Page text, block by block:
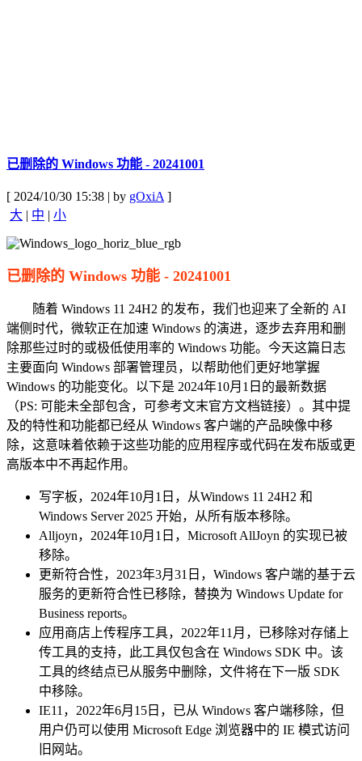
已删除的 Windows 功能 - 20241001
[ 2024/10/30 15:38 | by gOxiA]
大 | 中 | 小
已删除的 Windows 功能 - 20241001
随着 Windows 11 24H2 的发布，我们也迎来了全新的 AI
端侧时代，微软正在加速 Windows 的演进，逐步去弃用和删
除那些过时的或极低使用率的 Windows 功能。今天这篇日志
主要面向 Windows 部署管理员，以帮助他们更好地掌握
Windows 的功能变化。以下是 2024年10月1日的最新数据
（PS: 可能未全部包含，可参考文末官方文档链接）。其中提
及的特性和功能都已经从 Windows 客户端的产品映像中移
除，这意味着依赖于这些功能的应用程序或代码在发布版或更
高版本中不再起作用。
写字板，2024年10月1日，从Windows 11 24H2 和
Windows Server 2025 开始，从所有版本移除。
Alljoyn，2024年10月1日，Microsoft AllJoyn 的实现已被
移除。
更新符合性，2023年3月31日，Windows 客户端的基于云
服务的更新符合性已移除，替换为 Windows Update for
Business reports。
应用商店上传程序工具，2022年11月，已移除对存储上
传工具的支持，此工具仅包含在 Windows SDK 中。该
工具的终结点已从服务中删除，文件将在下一版 SDK
中移除。
IE11，2022年6月15日，已从 Windows 客户端移除，但
用户仍可以使用 Microsoft Edge 浏览器中的 IE 模式访问
旧网站。